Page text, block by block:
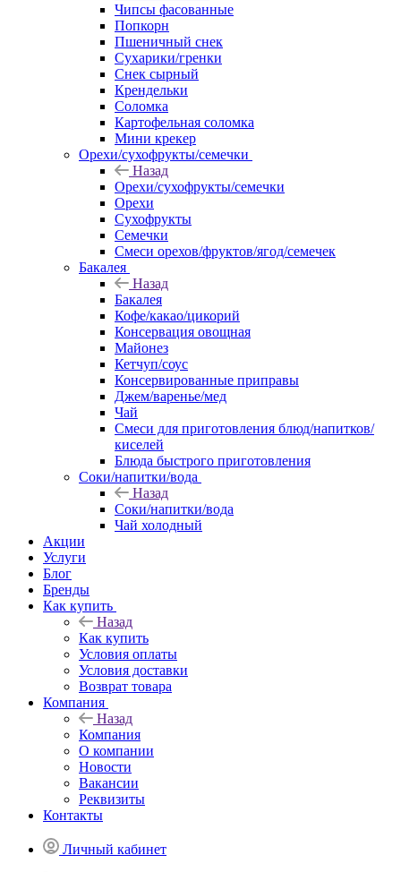
Чипсы фасованные
Попкорн
Пшеничный снек
Сухарики/гренки
Снек сырный
Крендельки
Соломка
Картофельная соломка
Мини крекер
Орехи/сухофрукты/семечки
Назад
Орехи/сухофрукты/семечки
Орехи
Сухофрукты
Семечки
Смеси орехов/фруктов/ягод/семечек
Бакалея
Назад
Бакалея
Кофе/какао/цикорий
Консервация овощная
Майонез
Кетчуп/соус
Консервированные приправы
Джем/варенье/мед
Чай
Смеси для приготовления блюд/напитков/
киселей
Блюда быстрого приготовления
Соки/напитки/вода
Назад
Соки/напитки/вода
Чай холодный
Акции
Услуги
Блог
Бренды
Как купить
Назад
Как купить
Условия оплаты
Условия доставки
Возврат товара
Компания
Назад
Компания
О компании
Новости
Вакансии
Реквизиты
Контакты
Личный кабинет